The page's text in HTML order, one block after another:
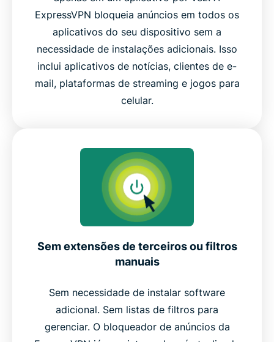
ExpressVPN bloqueia anúncios em todos os
aplicativos do seu dispositivo sem a
necessidade de instalações adicionais. Isso
inclui aplicativos de notícias, clientes de e-
mail, plataformas de streaming e jogos para
celular.
Sem extensões de terceiros ou filtros
manuais
Sem necessidade de instalar software
adicional. Sem listas de filtros para
gerenciar. O bloqueador de anúncios da